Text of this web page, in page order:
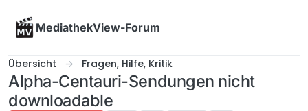
MediathekView-Forum
Übersicht Fragen, Hilfe, Kritik
Alpha-Centauri-Sendungen nicht
downloadable